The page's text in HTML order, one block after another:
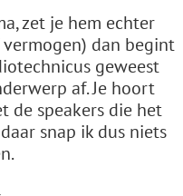
zet je hem echter
dan begint
geweest
af. Je hoort
de speakers die het
snap ik dus niets